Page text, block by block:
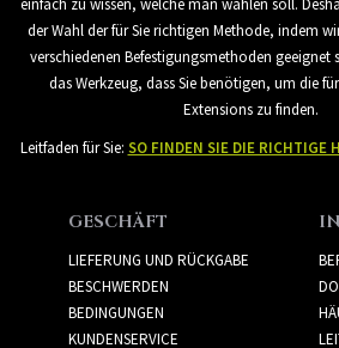
der Wahl der für Sie richtigen Methode, indem
verschiedenen Befestigungsmethoden geeignet
das Werkzeug, dass Sie benötigen, um die
Extensions zu finden.
Leitfaden für Sie: SO FINDEN SIE DIE RICHTIGE
GESCHÄFT
LIEFERUNG UND RÜCKGABE
BESCHWERDEN
BEDINGUNGEN
KUNDENSERVICE